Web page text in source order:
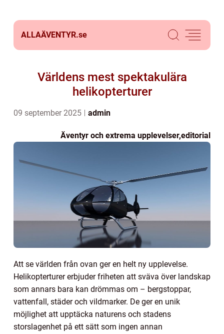
ALLAÄVENTYR.se
Världens mest spektakulära
helikopterturer
09 september 2025 admin
Äventyr och extrema upplevelser,editorial
Att se världen från ovan ger en helt ny upplevelse.
Helikopterturer erbjuder friheten att sväva över landskap
som annars bara kan drömmas om – bergstoppar,
vattenfall, städer och vildmarker. De ger en unik
möjlighet att upptäcka naturens och stadens
storslagenhet på ett sätt som ingen annan